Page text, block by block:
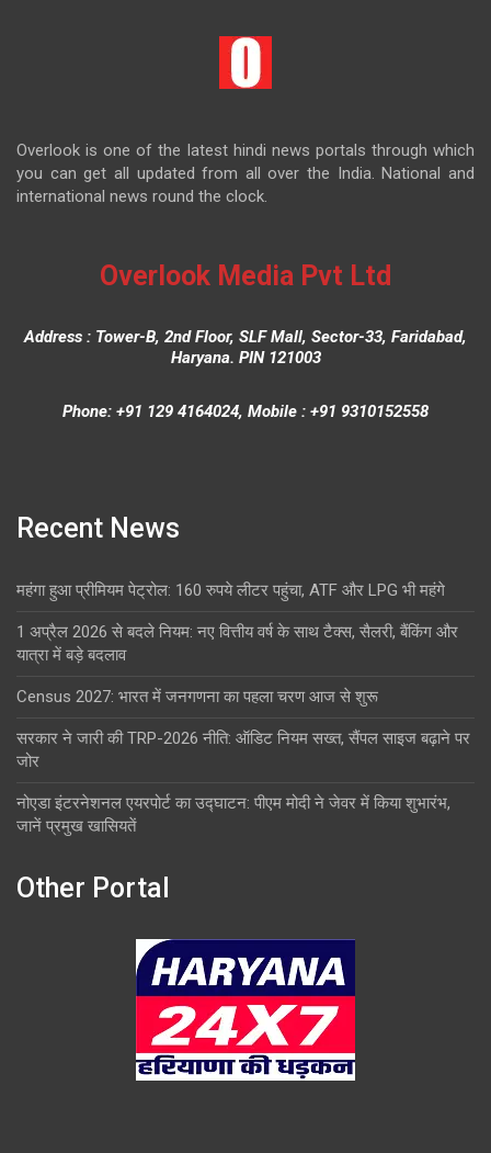
Overlook is one of the latest hindi news portals through which
you can get all updated from all over the India. National and
international news round the clock.
Overlook Media Pvt Ltd
Address : Tower-B, 2nd Floor, SLF Mall, Sector-33, Faridabad,
Haryana. PIN 121003
Phone: +91 129 4164024, Mobile : +91 9310152558
Recent News
महंगा हुआ प्रीमियम पेट्रोल: 160 रुपये लीटर पहुंचा, ATF और LPG भी महंगे
1 अप्रैल 2026 से बदले नियम: नए वित्तीय वर्ष के साथ टैक्स, सैलरी, बैंकिंग और
यात्रा में बड़े बदलाव
Census 2027: भारत में जनगणना का पहला चरण आज से शुरू
सरकार ने जारी की TRP-2026 नीति: ऑडिट नियम सख्त, सैंपल साइज बढ़ाने पर
जोर
नोएडा इंटरनेशनल एयरपोर्ट का उद्घाटन: पीएम मोदी ने जेवर में किया शुभारंभ,
जानें प्रमुख खासियतें
Other Portal